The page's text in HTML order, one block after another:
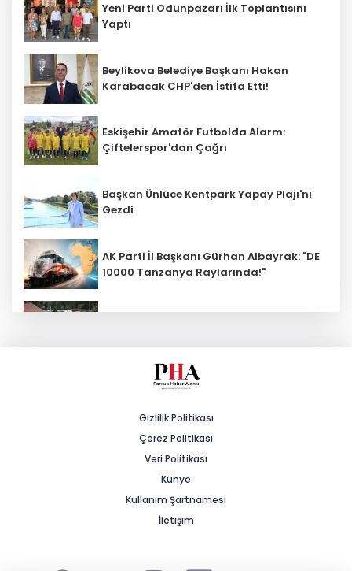
Yeni Parti Odunpazarı İlk Toplantısını
Yaptı
Beylikova Belediye Başkanı Hakan
Karabacak CHP'den İstifa Etti!
Eskişehir Amatör Futbolda Alarm:
Çiftelerspor'dan Çağrı
Başkan Ünlüce Kentpark Yapay Plajı'nı
Gezdi
AK Parti İl Başkanı Gürhan Albayrak: "DE
10000 Tanzanya Raylarında!"
Eskişehirspor'da Lig Hazırlıkları Devam
Prof. Dr. Ayşen Gürcan’dan 25. Yıl ve
Türkiye Yüzyılı Vurgusu
Yeni Partili Çakırözer’in TBMM’deki İlk
Önergesi Gazeteciler İçin
Gizlilik Politikası
Çerez Politikası
Veri Politikası
Künye
Kullanım Şartnamesi
İletişim